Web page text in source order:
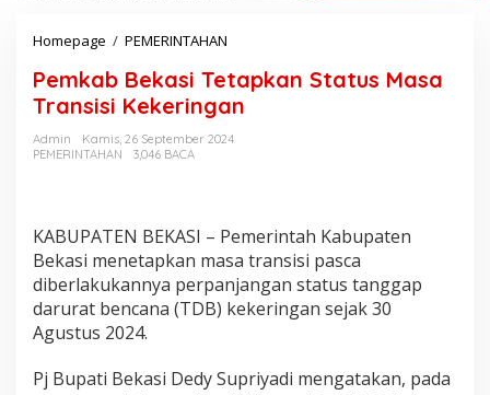
Homepage / PEMERINTAHAN
Pemkab Bekasi Tetapkan Status Masa
Transisi Kekeringan
Admin
Kamis, 26 September 2024
PEMERINTAHAN
3,046 BACA
KABUPATEN BEKASI – Pemerintah Kabupaten
Bekasi menetapkan masa transisi pasca
diberlakukannya perpanjangan status tanggap
darurat bencana (TDB) kekeringan sejak 30
Agustus 2024.
Pj Bupati Bekasi Dedy Supriyadi mengatakan, pada